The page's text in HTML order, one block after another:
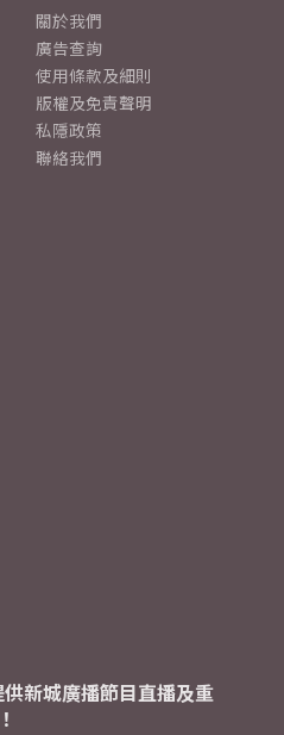
關於我們
廣告查詢
使用條款及細則
版權及免責聲明
私隱政策
聯絡我們
新城廣播節目直播及重